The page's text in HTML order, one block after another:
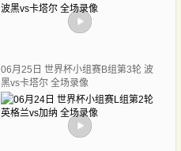
06月25日 世界杯小组赛B组第3轮 波
黑vs卡塔尔 全场录像